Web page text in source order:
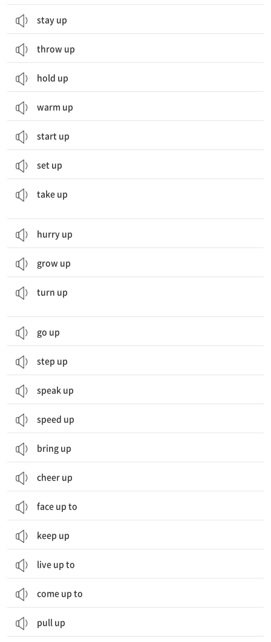
stay up
throw up
hold up
warm up
start up
set up
take up
hurry up
grow up
turn up
go up
step up
speak up
speed up
bring up
cheer up
face up to
keep up
live up to
come up to
pull up